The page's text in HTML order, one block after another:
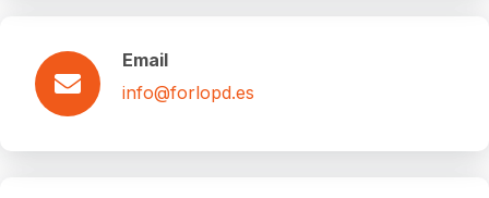
Email
info@forlopd.es